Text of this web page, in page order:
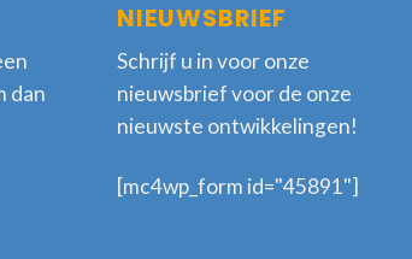
dan
NIEUWSBRIEF
Schrijf u in voor onze
nieuwsbrief voor de onze
nieuwste ontwikkelingen!
[mc4wp_form id="45891"]